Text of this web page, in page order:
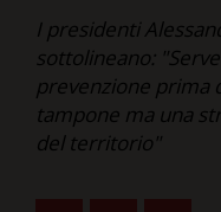
Economia
Ita-Mondo
C7 Play
I presidenti
sottolineano:
prevenzione prima
tampone ma una
del territorio"